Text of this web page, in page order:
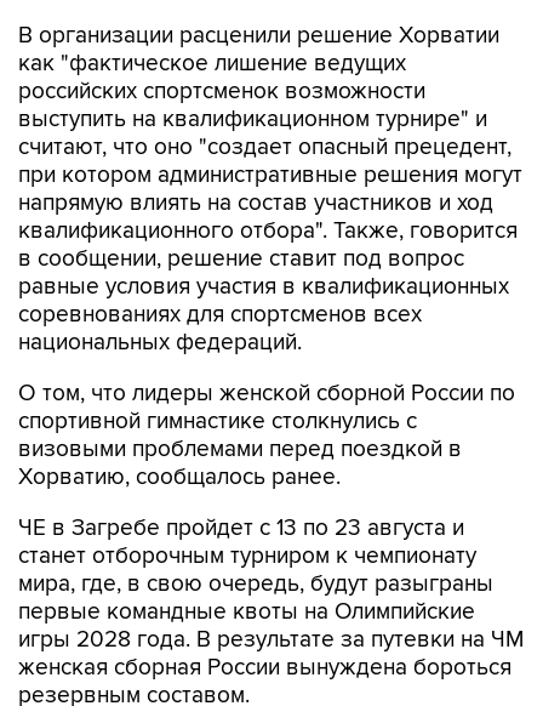
В организации расценили решение Хорватии
как "фактическое лишение ведущих
российских спортсменок возможности
выступить на квалификационном турнире" и
считают, что оно "создает опасный прецедент,
при котором административные решения могут
напрямую влиять на состав участников и ход
квалификационного отбора". Также, говорится
в сообщении, решение ставит под вопрос
равные условия участия в квалификационных
соревнованиях для спортсменов всех
национальных федераций.
О том, что лидеры женской сборной России по
спортивной гимнастике столкнулись с
визовыми проблемами перед поездкой в
Хорватию, сообщалось ранее.
ЧЕ в Загребе пройдет с 13 по 23 августа и
станет отборочным турниром к чемпионату
мира, где, в свою очередь, будут разыграны
первые командные квоты на Олимпийские
игры 2028 года. В результате за путевки на ЧМ
женская сборная России вынуждена бороться
резервным составом.